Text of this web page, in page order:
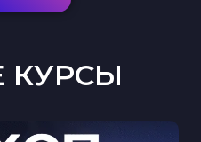
КУРСЫ